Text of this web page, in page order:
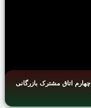
اتاق مشترک بازرگانی